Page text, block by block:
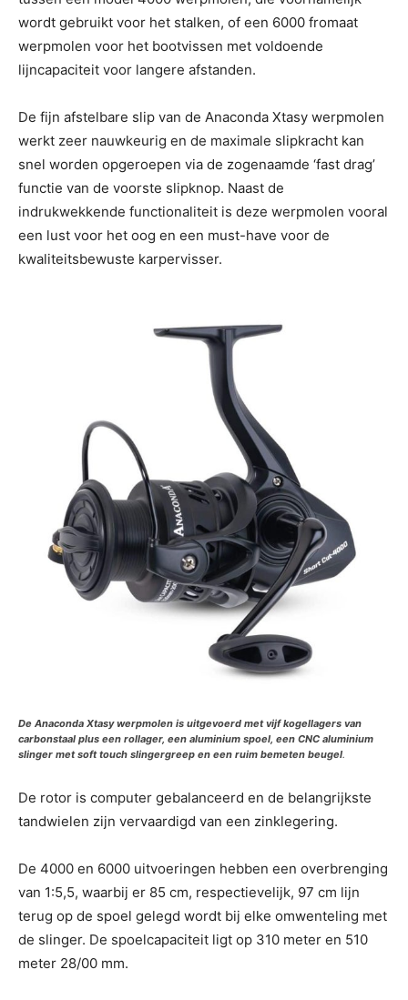
wordt gebruikt voor het stalken, of een 6000 fromaat
werpmolen voor het bootvissen met voldoende
lijncapaciteit voor langere afstanden.
De fijn afstelbare slip van de Anaconda Xtasy werpmolen
werkt zeer nauwkeurig en de maximale slipkracht kan
snel worden opgeroepen via de zogenaamde ‘fast drag’
functie van de voorste slipknop. Naast de
indrukwekkende functionaliteit is deze werpmolen vooral
een lust voor het oog en een must-have voor de
kwaliteitsbewuste karpervisser.
De Anaconda Xtasy werpmolen is uitgevoerd met vijf kogellagers van
carbonstaal plus een rollager, een aluminium spoel, een CNC aluminium
slinger met soft touch slingergreep en een ruim bemeten beugel.
De rotor is computer gebalanceerd en de belangrijkste
tandwielen zijn vervaardigd van een zinklegering.
De 4000 en 6000 uitvoeringen hebben een overbrenging
van 1:5,5, waarbij er 85 cm, respectievelijk, 97 cm lijn
terug op de spoel gelegd wordt bij elke omwenteling met
de slinger. De spoelcapaciteit ligt op 310 meter en 510
meter 28/00 mm.